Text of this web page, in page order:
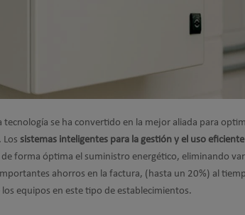
tecnología se ha convertido en la mejor aliada para
sistemas inteligentes para la gestión y el uso
forma óptima el suministro energético, eliminando
ahorros en la factura, (hasta un 20%) al
equipos en este tipo de establecimientos.